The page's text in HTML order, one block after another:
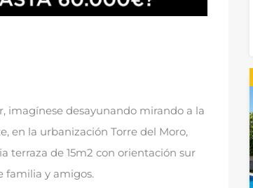
, imagínese desayunando mirando a la
, en la urbanización Torre del Moro,
terraza de 15m2 con orientación sur
familia y amigos.